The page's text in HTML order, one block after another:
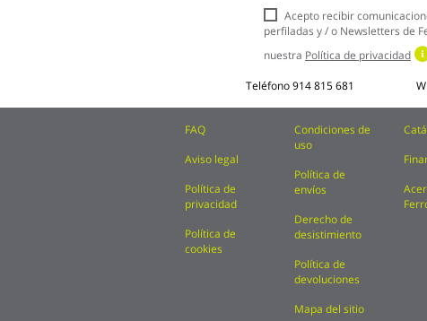
boletín
noticias:
Acepto recibir
perfiladas y / o Newsletters de
nuestra Política de privacidad
Teléfono914 815 681
FAQ
Aviso legal
Política de
privacidad
Política de
cookies
Condiciones de
uso
Política de
envíos
Derecho de
desistimiento
Política de
devoluciones
Mapa del sitio